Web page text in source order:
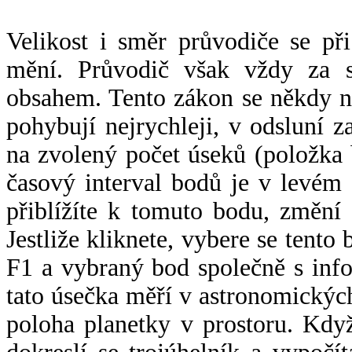
Velikost i směr průvodiče se
mění. Průvodič však vždy za
obsahem. Tento zákon se někdy
pohybují nejrychleji, v odsluní
na zvolený počet úseků
časový interval bodů je v
přiblížíte k tomuto bodu,
Jestliže kliknete, vybere se tento
F1 a vybraný bod společně s
tato úsečka měří v
poloha planetky v prostoru.